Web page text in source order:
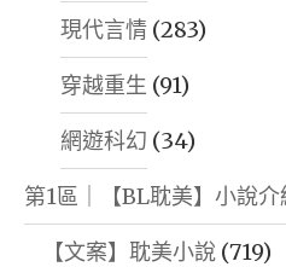
現代言情 (283)
穿越重生 (91)
網遊科幻 (34)
第1區｜【BL耽美】小說介
【文案】耽美小說 (719)